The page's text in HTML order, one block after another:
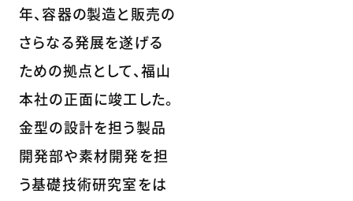
年、容器の製造と販売の
さらなる発展を遂げる
ための拠点として、福山
本社の正面に竣工した。
金型の設計を担う製品
開発部や素材開発を担
う基礎技術研究室をは